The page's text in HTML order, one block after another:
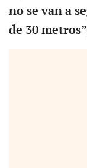
no se van a
de 30